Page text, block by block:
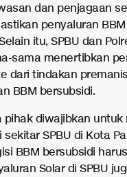
dan penjagaan
penyaluran
itu, SPBU dan
sama menertibkan
dari tindakan
BBM bersubsidi.
pihak diwajibkan untuk
SPBU di Kota
BBM bersubsidi
Solar di SPBU